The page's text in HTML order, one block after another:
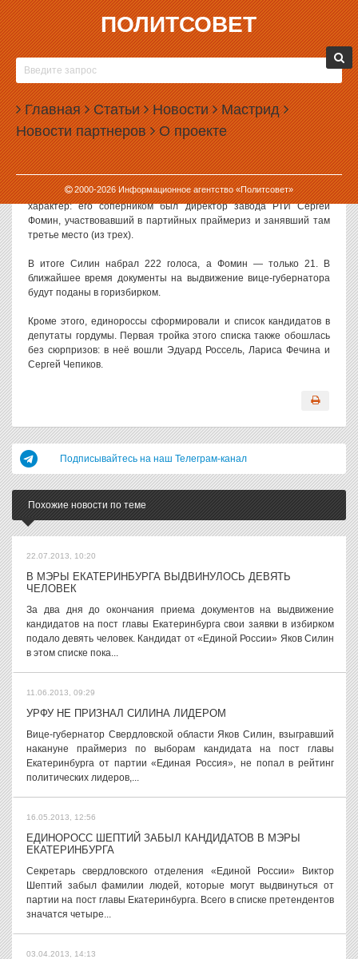
ПОЛИТСОВЕТ
Главная Статьи Новости Мастрид
Новости партнеров О проекте
2000-2026Информационное агентство «Политсовет»
19.07.2013, 09:16
«ЕДИНАЯ РОССИЯ» ВЫДВИНУЛА КАНДИДАТА
В МЭРЫ ЕКАТЕРИНБУРГА
Свердловское отделение партии «Единая Россия» официально
выдвинуло своего кандидата на пост главы Екатеринбурга.
Неожиданности не случилось, и баллотироваться от
единороссов будет вице-губернатор Яков Силин.
Формально голосование за Силина даже носило альтернативный
характер: его соперником был директор завода РТИ Сергей
Фомин, участвовавший в партийных праймериз и занявший там
третье место (из трех).
В итоге Силин набрал 222 голоса, а Фомин — только 21. В
ближайшее время документы на выдвижение вице-губернатора
будут поданы в горизбирком.
Кроме этого, единороссы сформировали и список кандидатов в
депутаты гордумы. Первая тройка этого списка также обошлась
без сюрпризов: в неё вошли Эдуард Россель, Лариса Фечина и
Сергей Чепиков.
Подписывайтесь на наш Телеграм-канал
Похожие новости по теме
22.07.2013, 10:20
В МЭРЫ ЕКАТЕРИНБУРГА ВЫДВИНУЛОСЬ ДЕВЯТЬ
ЧЕЛОВЕК
За два дня до окончания приема документов на выдвижение
кандидатов на пост главы Екатеринбурга свои заявки в избирком
подало девять человек. Кандидат от «Единой России» Яков Силин
в этом списке пока...
11.06.2013, 09:29
УРФУ НЕ ПРИЗНАЛ СИЛИНА ЛИДЕРОМ
Вице-губернатор Свердловской области Яков Силин, взыгравший
накануне праймериз по выборам кандидата на пост главы
Екатеринбурга от партии «Единая Россия», не попал в рейтинг
политических лидеров,...
16.05.2013, 12:56
ЕДИНОРОСС ШЕПТИЙ ЗАБЫЛ КАНДИДАТОВ В МЭРЫ
ЕКАТЕРИНБУРГА
Секретарь свердловского отделения «Единой России» Виктор
Шептий забыл фамилии людей, которые могут выдвинуться от
партии на пост главы Екатеринбурга. Всего в списке претендентов
значатся четыре...
03.04.2013, 14:13